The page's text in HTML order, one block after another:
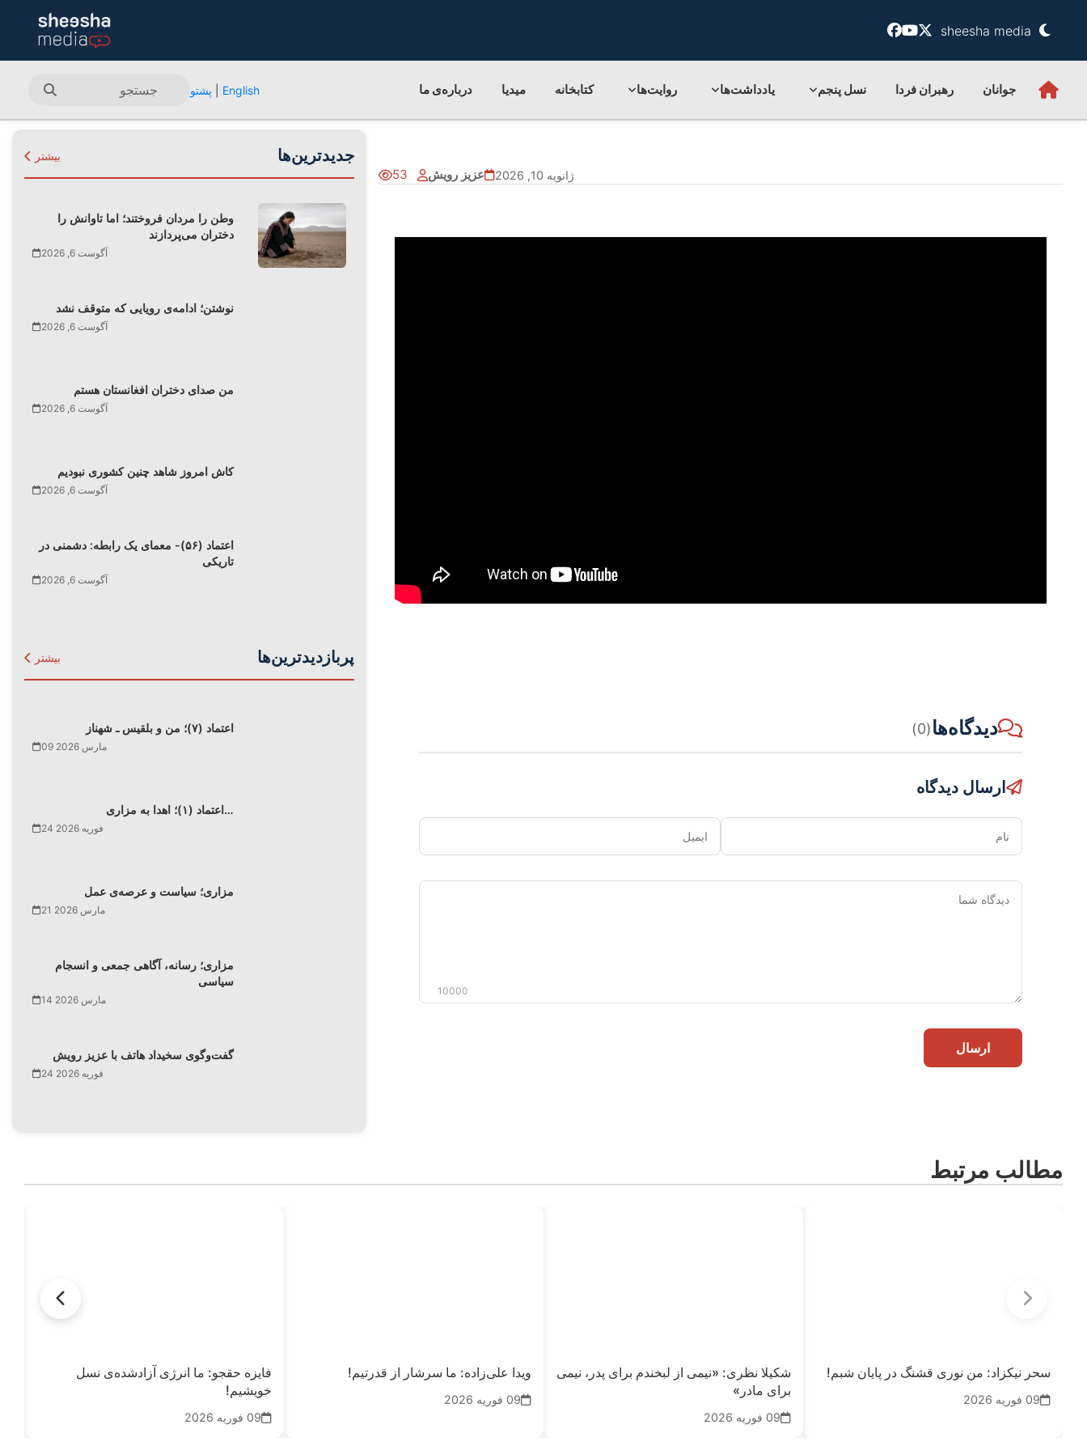
sheesha media
جوانان رهبران فردا نسل پنجم یادداشت‌ها روایت‌ها کتابخانه میدیا درباره‌ی‌ ما English پشتو
53 عزیز رویش ژانویه 10, 2026
دیدگاه‌ها(0)
ارسال دیدگاه
نام ایمیل
دیدگاه
10000
ارسال
جدیدترین‌ها بیشتر
وطن را مردان فروختند؛ اما تاوانش را
دختران می‌پردازند
آگوست 6, 2026
نوشتن؛ ادامه‌ی رویایی که متوقف نشد
آگوست 6, 2026
من صدای دختران افغانستان هستم
آگوست 6, 2026
کاش امروز شاهد چنین کشوری نبودیم
آگوست 6, 2026
اعتماد (۵۶)- معمای یک رابطه: دشمنی در
تاریکی
آگوست 6, 2026
پربازدیدترین‌ها بیشتر
اعتماد (۷)؛ من و بلقیس ـ شهناز
09 مارس 2026
اعتماد (۱)؛ اهدا به مزاری…
24 فوریه 2026
مزاری؛ سیاست و عرصه‌ی عمل
21 مارس 2026
مزاری؛ رسانه، آگاهی جمعی و انسجام
سیاسی
14 مارس 2026
گفت‌وگوی سخیداد هاتف با عزیز رویش
24 فوریه 2026
مطالب مرتبط
سحر نیکزاد: من نوری قشنگ در پایان شبم!
09 فوریه 2026
شکیلا نظری: «نیمی از لبخندم برای پدر، نیمی
برای مادر»
09 فوریه 2026
ویدا علی‌زاده: ما سرشار از قدرتیم!
09 فوریه 2026
فایزه حقجو: ما انرژی آزادشده‌ی نسل
خویشیم!
09 فوریه 2026